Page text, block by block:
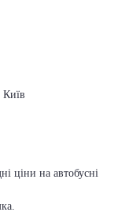
ціни на автобусні